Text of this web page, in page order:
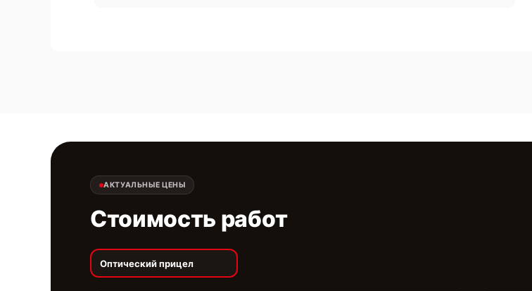
АКТУАЛЬНЫЕ ЦЕНЫ
Стоимость работ
Оптический прицел